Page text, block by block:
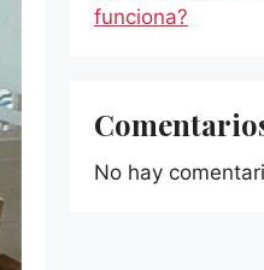
funciona?
No hay